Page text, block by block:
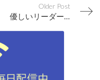
Older Post